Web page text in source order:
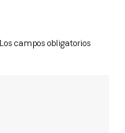
Los campos obligatorios